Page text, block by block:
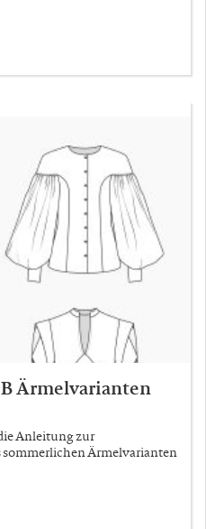
Ärmelvarianten
Anleitung zur
Ärmelvarianten